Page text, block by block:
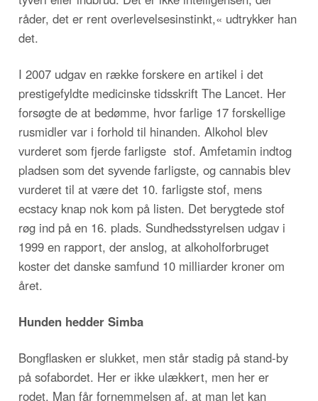
råder, det er rent overlevelsesinstinkt,« udtrykker han
det.
I 2007 udgav en række forskere en artikel i det
prestigefyldte medicinske tidsskrift The Lancet. Her
forsøgte de at bedømme, hvor farlige 17 forskellige
rusmidler var i forhold til hinanden. Alkohol blev
vurderet som fjerde farligste stof. Amfetamin indtog
pladsen som det syvende farligste, og cannabis blev
vurderet til at være det 10. farligste stof, mens
ecstacy knap nok kom på listen. Det berygtede stof
røg ind på en 16. plads. Sundhedsstyrelsen udgav i
1999 en rapport, der anslog, at alkoholforbruget
koster det danske samfund 10 milliarder kroner om
året.
Hunden hedder Simba
Bongflasken er slukket, men står stadig på stand-by
på sofabordet. Her er ikke ulækkert, men her er
rodet. Man får fornemmelsen af, at man let kan